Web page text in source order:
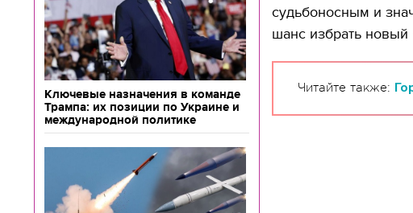
Ключевые назначения в команде
Трампа: их позиции по Украине и
международной политике
судьбоносным и
шанс избрать новый
Читайте также: